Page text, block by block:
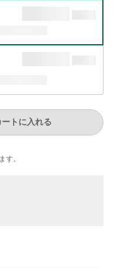
ートに入れる
す。